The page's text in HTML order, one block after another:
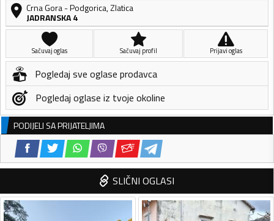
Crna Gora-Podgorica,Zlatica
JADRANSKA 4
Sačuvaj oglas Sačuvaj profil Prijavi oglas
Pogledaj sve oglase prodavca
Pogledaj oglase iz tvoje okoline
PODIJELI SA PRIJATELJIMA
SLIČNI OGLASI